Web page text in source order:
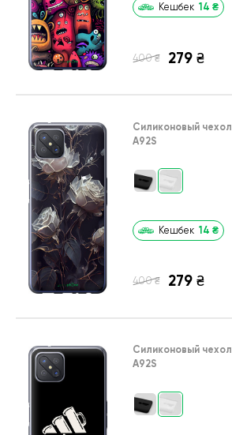
Кешбек 14 ₴
400 ₴ 279 ₴
Силиконовый чехол
A92S
Кешбек 14 ₴
400 ₴ 279 ₴
Силиконовый чехол
A92S